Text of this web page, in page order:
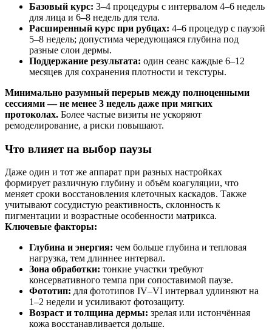
Базовый курс: 3–4 процедуры с интервалом 4–6 недель
для лица и 6–8 недель для тела.
Расширенный курс при рубцах: 4–6 процедур с паузой
5–8 недель; допустима чередующаяся глубина под
разные слои дермы.
Поддержание результата: один сеанс каждые 6–12
месяцев для сохранения плотности и текстуры.
Минимально разумный перерыв между полноценными
сессиями — не менее 3 недель даже при мягких
протоколах. Более частые визиты не ускоряют
ремоделирование, а риски повышают.
Что влияет на выбор паузы
Даже один и тот же аппарат при разных настройках
формирует различную глубину и объём коагуляции, что
меняет сроки восстановления клеточных каскадов. Также
учитывают сосудистую реактивность, склонность к
пигментации и возрастные особенности матрикса.
Ключевые факторы:
Глубина и энергия: чем больше глубина и тепловая
нагрузка, тем длиннее интервал.
Зона обработки: тонкие участки требуют
консервативного темпа при сопоставимой паузе.
Фототип: для фототипов IV–VI интервал удлиняют на
1–2 недели и усиливают фотозащиту.
Возраст и толщина дермы: зрелая или истончённая
кожа восстанавливается дольше.